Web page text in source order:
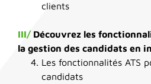
clients
III/Découvrez les
la gestion des candidats en
Les fonctionnalités ATS
candidats